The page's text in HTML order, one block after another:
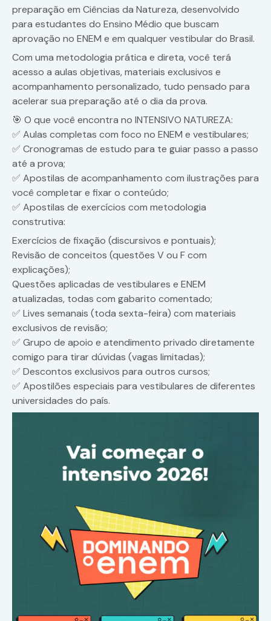
preparação em Ciências da Natureza, desenvolvido
para estudantes do Ensino Médio que buscam
aprovação no ENEM e em qualquer vestibular do Brasil.
Com uma metodologia prática e direta, você terá
acesso a aulas objetivas, materiais exclusivos e
acompanhamento personalizado, tudo pensado para
acelerar sua preparação até o dia da prova.
🎯 O que você encontra no INTENSIVO NATUREZA:
✅ Aulas completas com foco no ENEM e vestibulares;
✅ Cronogramas de estudo para te guiar passo a passo
até a prova;
✅ Apostilas de acompanhamento com ilustrações para
você completar e fixar o conteúdo;
✅ Apostilas de exercícios com metodologia
construtiva:
Exercícios de fixação (discursivos e pontuais);
Revisão de conceitos (questões V ou F com
explicações);
Questões aplicadas de vestibulares e ENEM
atualizadas, todas com gabarito comentado;
✅ Lives semanais (toda sexta-feira) com materiais
exclusivos de revisão;
✅ Grupo de apoio e atendimento privado diretamente
comigo para tirar dúvidas (vagas limitadas);
✅ Descontos exclusivos para outros cursos;
✅ Apostilões especiais para vestibulares de diferentes
universidades do país.